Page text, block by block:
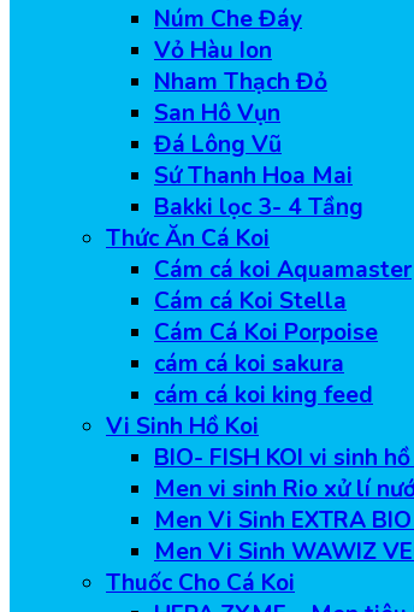
Núm Che Đáy
Vỏ Hàu Ion
Nham Thạch Đỏ
San Hô Vụn
Đá Lông Vũ
Sứ Thanh Hoa Mai
Bakki lọc 3- 4 Tầng
Thức Ăn Cá Koi
Cám cá koi Aquamaster
Cám cá Koi Stella
Cám Cá Koi Porpoise
cám cá koi sakura
cám cá koi king feed
Vi Sinh Hồ Koi
BIO- FISH KOI vi sinh
Men vi sinh Rio xử lí
Men Vi Sinh EXTRA
Men Vi Sinh WAWIZ
Thuốc Cho Cá Koi